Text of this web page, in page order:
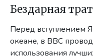
Бездарная
Перед вступлением
океане, в ВВС
использования